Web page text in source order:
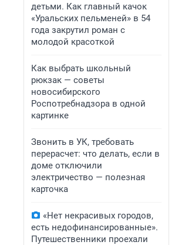
детьми. Как главный качок
«Уральских пельменей» в 54
года закрутил роман с
молодой красоткой
Как выбрать школьный
рюкзак — советы
новосибирского
Роспотребнадзора в одной
картинке
Звонить в УК, требовать
перерасчет: что делать, если в
доме отключили
электричество — полезная
карточка
«Нет некрасивых городов,
есть недофинансированные».
Путешественники проехали